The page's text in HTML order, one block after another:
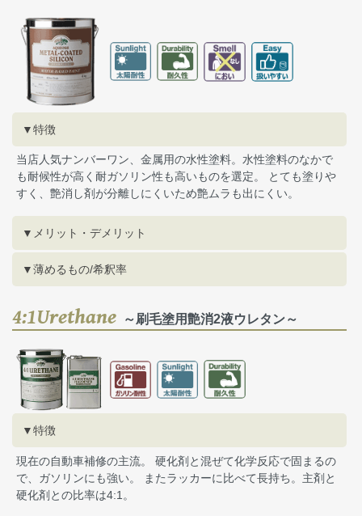
▼特徴
当店人気ナンバーワン、金属用の水性塗料。水性塗料のなかで
も耐候性が高く耐ガソリン性も高いものを選定。 とても塗りや
すく、艶消し剤が分離しにくいため艶ムラも出にくい。
▼メリット・デメリット
▼薄めるもの/希釈率
4:1Urethane ～刷毛塗用艶消2液ウレタン～
▼特徴
現在の自動車補修の主流。 硬化剤と混ぜて化学反応で固まるの
で、ガソリンにも強い。 またラッカーに比べて長持ち。主剤と
硬化剤との比率は4:1。